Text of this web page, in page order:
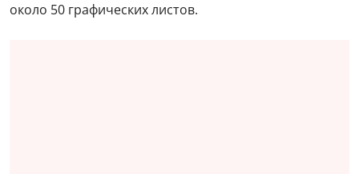
около 50 графических листов.